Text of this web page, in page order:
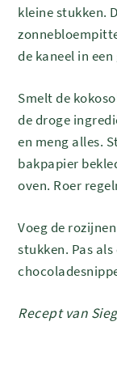
kleine stukken.
de kaneel in
Smelt de
de droge
en meng alles.
bakpapier
oven. Roer
Voeg de
stukken. Pas
Recept van